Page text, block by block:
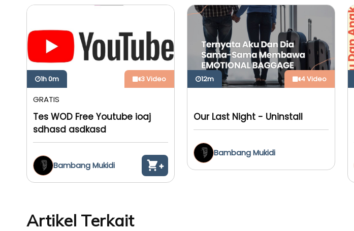
1h 0m 3 Video
GRATIS
Tes WOD Free Youtube ioaj
sdhasd asdkasd
Bambang Mukidi
12m 4 Video
Our Last Night - Uninstall
Bambang Mukidi
Artikel Terkait